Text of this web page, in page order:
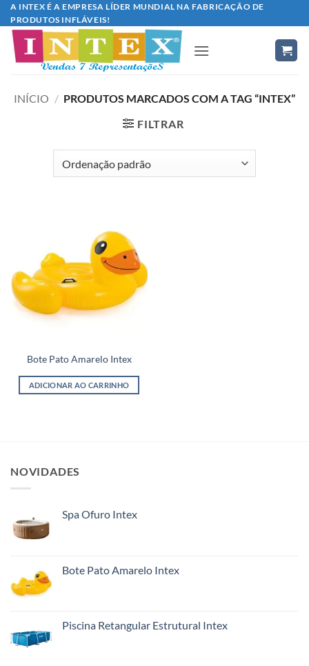
Skip
to
content
A INTEX É A EMPRESA LÍDER MUNDIAL NA FABRICAÇÃO DE
PRODUTOS INFLÁVEIS!
INÍCIO / PRODUTOS MARCADOS COM A TAG “INTEX”
FILTRAR
Bote Pato Amarelo Intex
ADICIONAR AO CARRINHO
NOVIDADES
Spa Ofuro Intex
Bote Pato Amarelo Intex
Piscina Retangular Estrutural Intex